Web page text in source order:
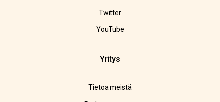
Twitter
YouTube
Yritys
Tietoa meistä